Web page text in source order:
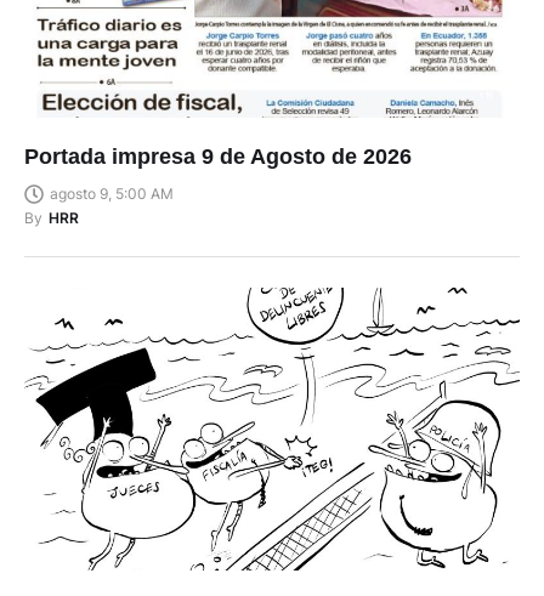
Portada impresa 9 de Agosto de 2026
agosto 9, 5:00 AM
By HRR